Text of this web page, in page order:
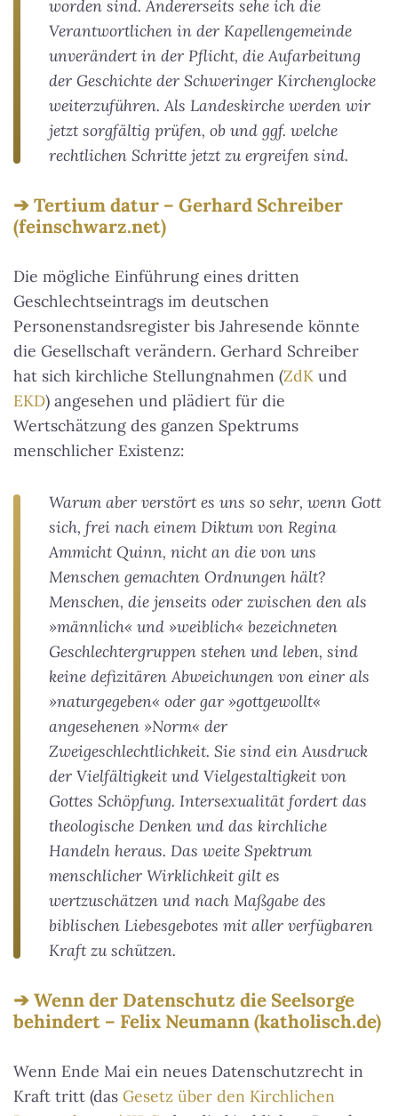
worden sind. Andererseits sehe ich die
Verantwortlichen in der Kapellengemeinde
unverändert in der Pflicht, die Aufarbeitung
der Geschichte der Schweringer Kirchenglocke
weiterzuführen. Als Landeskirche werden wir
jetzt sorgfältig prüfen, ob und ggf. welche
rechtlichen Schritte jetzt zu ergreifen sind.
Tertium datur – Gerhard Schreiber
(feinschwarz.net)
Die mögliche Einführung eines dritten
Geschlechtseintrags im deutschen
Personenstandsregister bis Jahresende könnte
die Gesellschaft verändern. Gerhard Schreiber
hat sich kirchliche Stellungnahmen (ZdK und
EKD) angesehen und plädiert für die
Wertschätzung des ganzen Spektrums
menschlicher Existenz:
Warum aber verstört es uns so sehr, wenn Gott
sich, frei nach einem Diktum von Regina
Ammicht Quinn, nicht an die von uns
Menschen gemachten Ordnungen hält?
Menschen, die jenseits oder zwischen den als
»männlich« und »weiblich« bezeichneten
Geschlechtergruppen stehen und leben, sind
keine defizitären Abweichungen von einer als
»naturgegeben« oder gar »gottgewollt«
angesehenen »Norm« der
Zweigeschlechtlichkeit. Sie sind ein Ausdruck
der Vielfältigkeit und Vielgestaltigkeit von
Gottes Schöpfung. Intersexualität fordert das
theologische Denken und das kirchliche
Handeln heraus. Das weite Spektrum
menschlicher Wirklichkeit gilt es
wertzuschätzen und nach Maßgabe des
biblischen Liebesgebotes mit aller verfügbaren
Kraft zu schützen.
Wenn der Datenschutz die Seelsorge
behindert – Felix Neumann (katholisch.de)
Wenn Ende Mai ein neues Datenschutzrecht in
Kraft tritt (das Gesetz über den Kirchlichen